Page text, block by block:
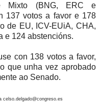
Mixto (BNG, ERC e
137 votos a favor e 178
de EU, ICV-EUiA, CHA,
e 124 abstencións.
con 138 votos a favor,
que unha vez aprobado
ao Senado.
celso.delgado@congreso.es